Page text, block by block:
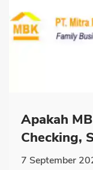
Apakah
Checking,
7 September